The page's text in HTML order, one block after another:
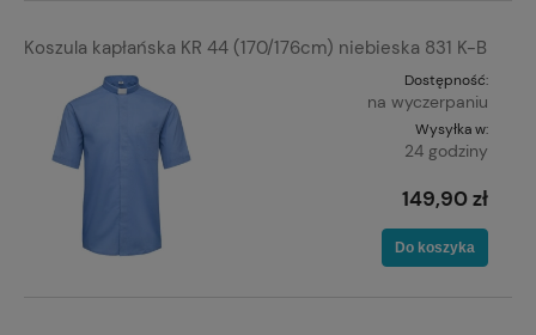
Koszula kapłańska KR 44 (170/176cm) niebieska 831 K-B
Dostępność:
na wyczerpaniu
Wysyłka w:
24 godziny
149,90 zł
Do koszyka